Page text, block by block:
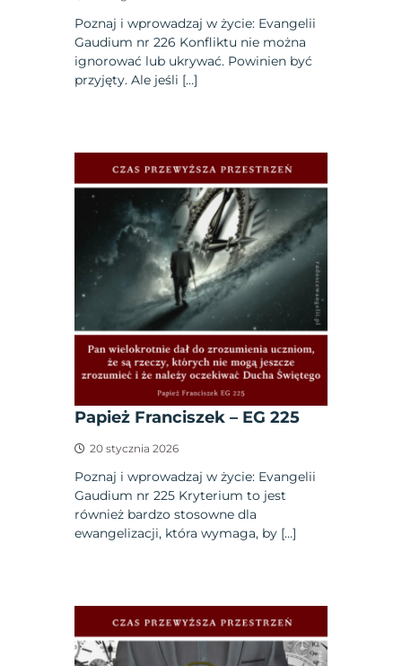
Poznaj i wprowadzaj w życie: Evangelii
Gaudium nr 226 Konfliktu nie można
ignorować lub ukrywać. Powinien być
przyjęty. Ale jeśli […]
Papież Franciszek – EG 225
20 stycznia 2026
Poznaj i wprowadzaj w życie: Evangelii
Gaudium nr 225 Kryterium to jest
również bardzo stosowne dla
ewangelizacji, która wymaga, by […]